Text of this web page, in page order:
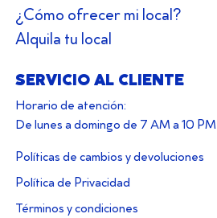
¿Cómo ofrecer mi local?
Alquila tu local
SERVICIO AL CLIENTE
Horario de atención:
De lunes a domingo de 7 AM a 10 PM
Políticas de cambios y devoluciones
Política de Privacidad
Términos y condiciones